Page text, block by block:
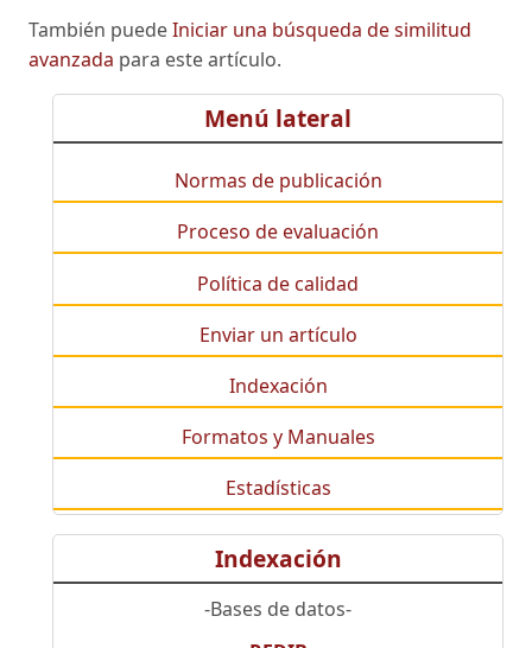
También puedeIniciar una búsqueda de similitud
avanzada para este artículo.
Menú lateral
Normas de publicación
Proceso de evaluación
Política de calidad
Enviar un artículo
Indexación
Formatos y Manuales
Estadísticas
Indexación
-Bases de datos-